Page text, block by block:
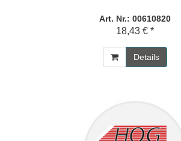
Art. Nr.: 00610820
18,43 € *
Details